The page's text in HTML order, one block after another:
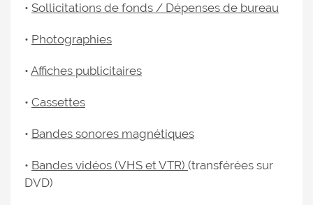
• Sollicitations de fonds / Dépenses de bureau
• Photographies
• Affiches publicitaires
• Cassettes
• Bandes sonores magnétiques
• Bandes vidéos (VHS et VTR) (transférées sur
DVD)